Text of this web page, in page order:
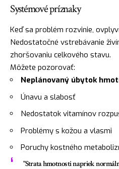
Systémové príznaky
Keď sa problém rozvinie,
Nedostatočné vstrebávanie
zhoršovaniu celkového stavu.
Môžete pozorovať:
Neplánovaný úbytok
Únavu a slabosť
Nedostatok vitamínov
Problémy s kožou a vlasmi
Poruchy kostného
"Strata hmotnosti napriek